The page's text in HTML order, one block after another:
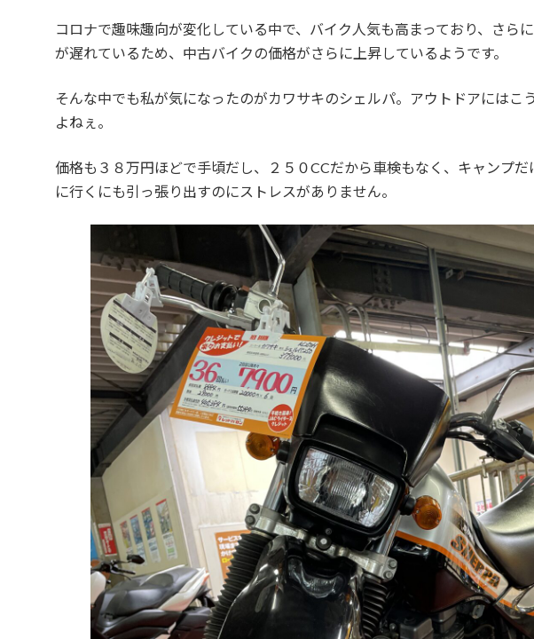
コロナで趣味趣向が変化している中で、バイク人気も高まっており、さら
が遅れているため、中古バイクの価格がさらに上昇しているようです。
そんな中でも私が気になったのがカワサキのシェルパ。アウトドアにはこ
よねぇ。
価格も３８万円ほどで手頃だし、２５０CCだから車検もなく、キャンプ
に行くにも引っ張り出すのにストレスがありません。